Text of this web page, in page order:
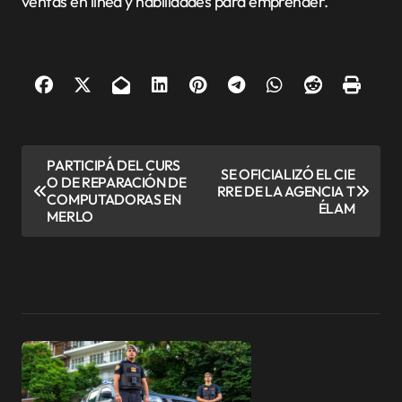
a
c
i
ó
PARTICIPÁ DEL CURS
O DE REPARACIÓN DE
COMPUTADORAS EN
MERLO
SE OFICIALIZÓ EL CIE
RRE DE LA AGENCIA T
ÉLAM